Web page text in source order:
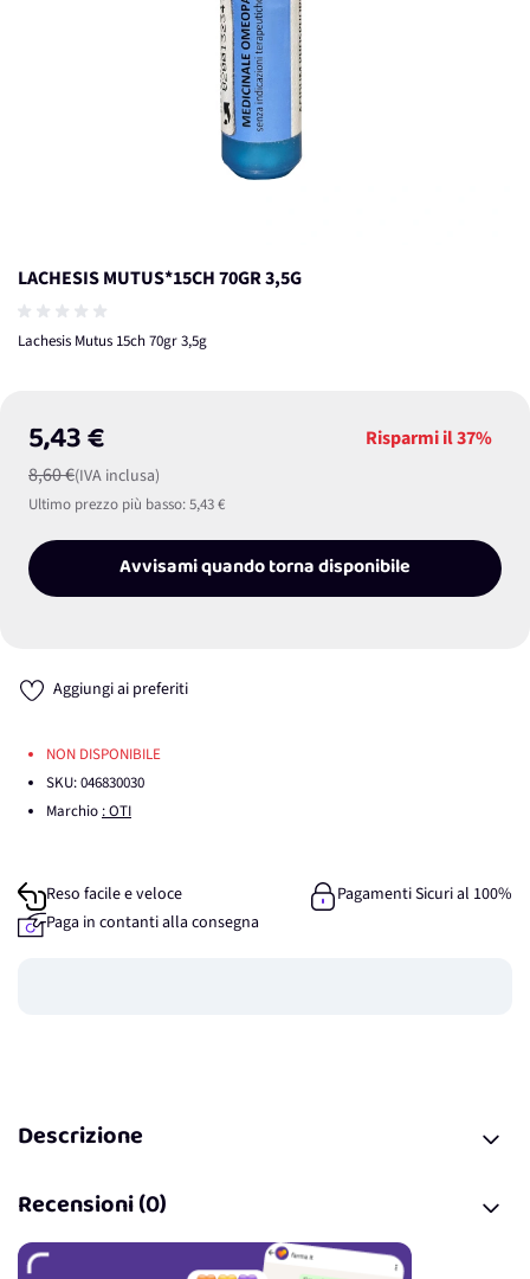
LACHESIS MUTUS*15CH 70GR 3,5G
Lachesis Mutus 15ch 70gr 3,5g
5,43 €
8,60 €(IVA inclusa)
Risparmi il37%
Ultimo prezzo più basso:5,43 €
Avvisami quando torna disponibile
Aggiungi ai preferiti
NON DISPONIBILE
SKU:046830030
Marchio : OTI
Reso facile e veloce
Pagamenti Sicuri al 100%
Paga in contanti alla consegna
Descrizione
Recensioni (0)